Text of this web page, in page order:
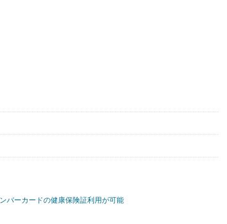
バーカードの健康保険証利用が可能